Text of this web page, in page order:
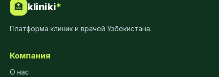
🏥 kliniki*
Платформа клиник и врачей Узбекистана.
Компания
О нас